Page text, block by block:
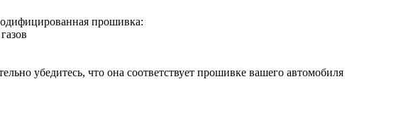
прошивка:
убедитесь, что она соответствует прошивке вашего автомобиля